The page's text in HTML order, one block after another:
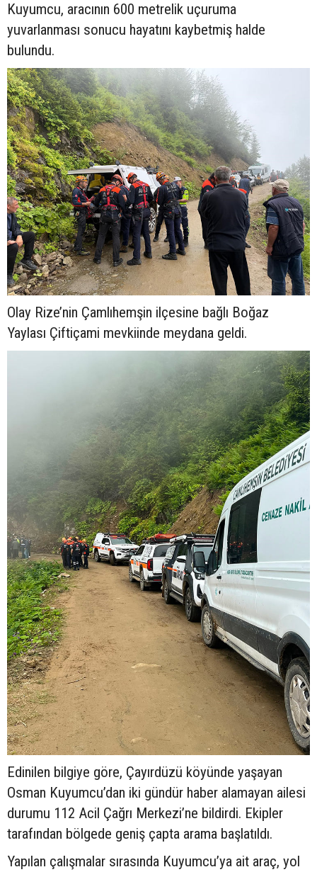
Kuyumcu, aracının 600 metrelik uçuruma
yuvarlanması sonucu hayatını kaybetmiş halde
bulundu.
Olay Rize’nin Çamlıhemşin ilçesine bağlı Boğaz
Yaylası Çiftiçami mevkiinde meydana geldi.
Edinilen bilgiye göre, Çayırdüzü köyünde yaşayan
Osman Kuyumcu’dan iki gündür haber alamayan ailesi
durumu 112 Acil Çağrı Merkezi’ne bildirdi. Ekipler
tarafından bölgede geniş çapta arama başlatıldı.
Yapılan çalışmalar sırasında Kuyumcu’ya ait araç, yol